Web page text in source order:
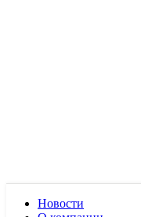
Новости